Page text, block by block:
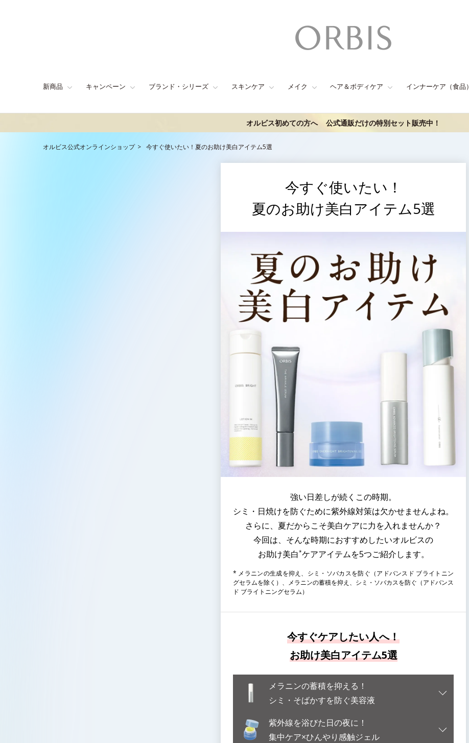
新商品 キャンペーン ブランド・シリーズ スキンケア メイク ヘア＆ボディケア インナーケア（食品）
オルビス初めての方へ 公式通販だけの特別セット販売中！
オルビス公式オンラインショップ 今すぐ使いたい！夏のお助け美白アイテム5選
今すぐ使いたい！
夏のお助け美白アイテム5選
強い日差しが続くこの時期。
シミ・日焼けを防ぐために紫外線対策は欠かせませんよね。
さらに、夏だからこそ美白ケアに力を入れませんか？
今回は、そんな時期におすすめしたいオルビスの
お助け美白*ケアアイテムを5つご紹介します。
* メラニンの生成を抑え、シミ・ソバカスを防ぐ（アドバンスド ブライトニン
グセラムを除く）、メラニンの蓄積を抑え、シミ・ソバカスを防ぐ（アドバンス
ド ブライトニングセラム）
今すぐケアしたい人へ！
お助け美白アイテム5選
メラニンの蓄積を抑える！
シミ・そばかすを防ぐ美容液
紫外線を浴びた日の夜に！
集中ケア×ひんやり感触ジェル